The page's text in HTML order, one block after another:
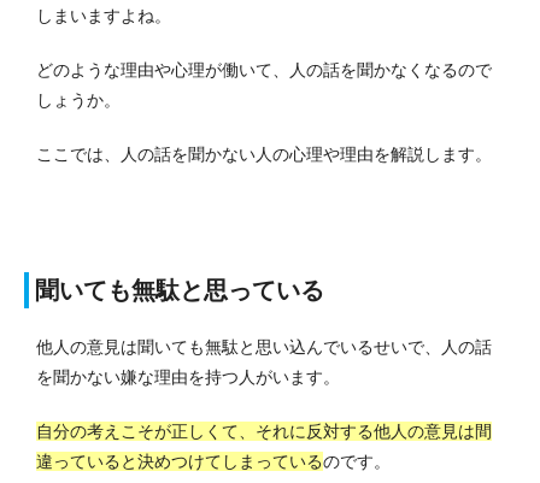
しまいますよね。
どのような理由や心理が働いて、人の話を聞かなくなるので
しょうか。
ここでは、人の話を聞かない人の心理や理由を解説します。
聞いても無駄と思っている
他人の意見は聞いても無駄と思い込んでいるせいで、人の話
を聞かない嫌な理由を持つ人がいます。
自分の考えこそが正しくて、それに反対する他人の意見は間
違っていると決めつけてしまっているのです。